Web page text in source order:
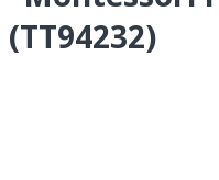
(TT94232)